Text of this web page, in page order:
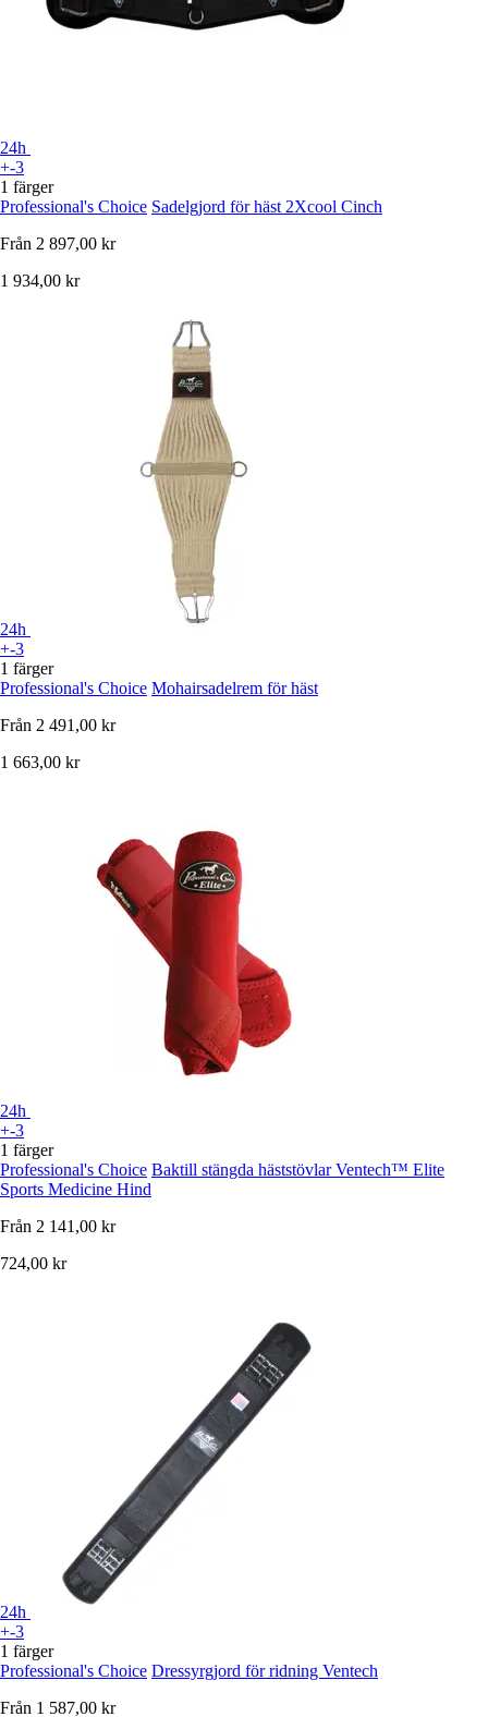
24h
+-3
1 färger
Professional's Choice Sadelgjord för häst 2Xcool Cinch
Från 2 897,00 kr
1 934,00 kr
24h
+-3
1 färger
Professional's Choice Mohairsadelrem för häst
Från 2 491,00 kr
1 663,00 kr
24h
+-3
1 färger
Professional's Choice Baktill stängda häststövlar Ventech™ Elite
Sports Medicine Hind
Från 2 141,00 kr
724,00 kr
24h
+-3
1 färger
Professional's Choice Dressyrgjord för ridning Ventech
Från 1 587,00 kr